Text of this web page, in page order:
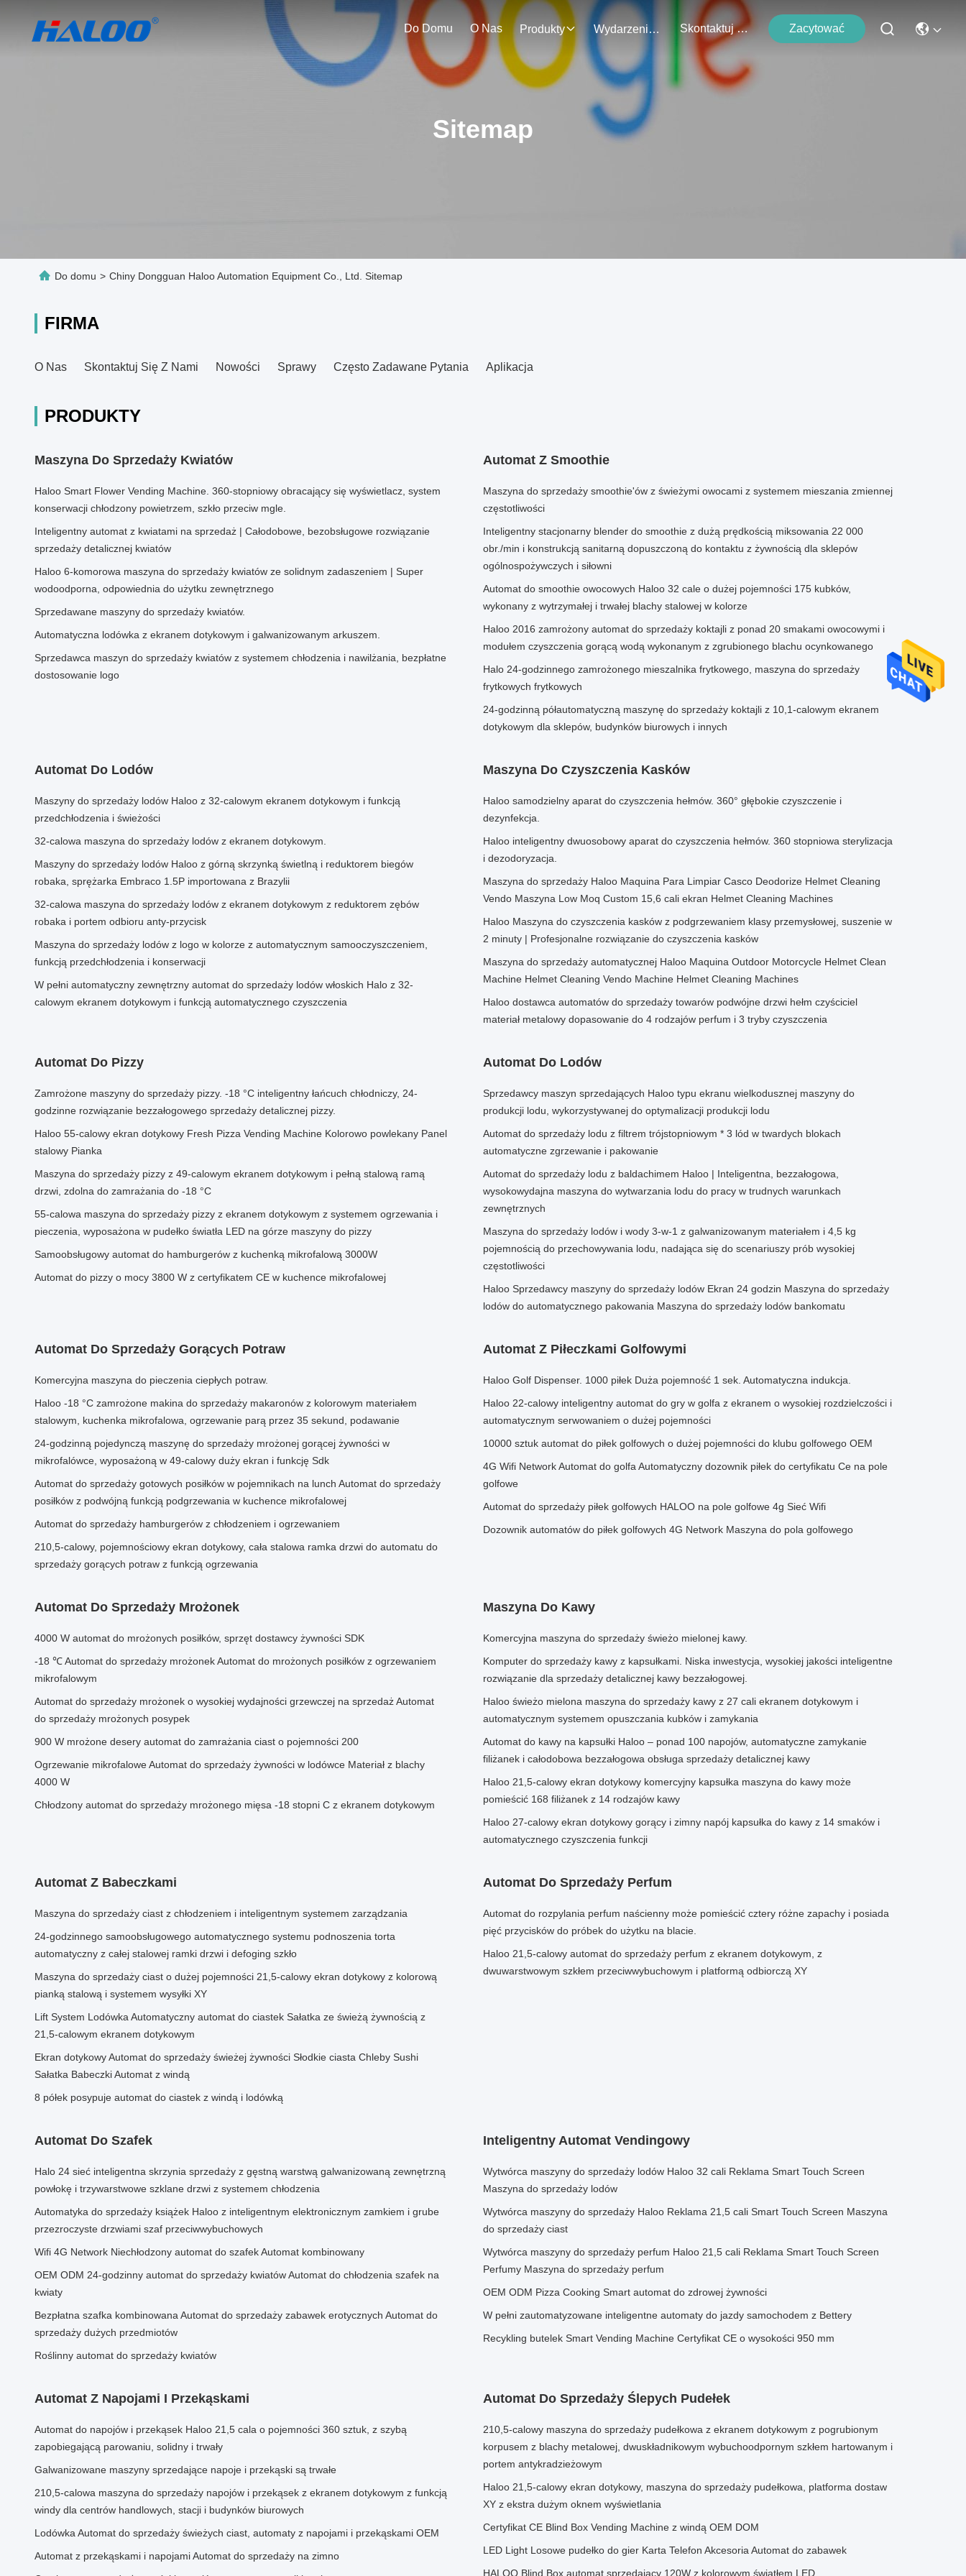
Do Domu O Nas Produkty Wydarzenia Skontaktuj Się Z Nami Zacytować
Sitemap
Do domu > Chiny Dongguan Haloo Automation Equipment Co., Ltd. Sitemap
FIRMA
O Nas Skontaktuj Się Z Nami Nowości Sprawy Często Zadawane Pytania Aplikacja
PRODUKTY
Maszyna Do Sprzedaży Kwiatów
Haloo Smart Flower Vending Machine. 360-stopniowy obracający się wyświetlacz, system
konserwacji chłodzony powietrzem, szkło przeciw mgle.
Inteligentny automat z kwiatami na sprzedaż | Całodobowe, bezobsługowe rozwiązanie
sprzedaży detalicznej kwiatów
Haloo 6-komorowa maszyna do sprzedaży kwiatów ze solidnym zadaszeniem | Super
wodoodporna, odpowiednia do użytku zewnętrznego
Sprzedawane maszyny do sprzedaży kwiatów.
Automatyczna lodówka z ekranem dotykowym i galwanizowanym arkuszem.
Sprzedawca maszyn do sprzedaży kwiatów z systemem chłodzenia i nawilżania, bezpłatne
dostosowanie logo
Automat Z Smoothie
Maszyna do sprzedaży smoothie'ów z świeżymi owocami z systemem mieszania zmiennej
częstotliwości
Inteligentny stacjonarny blender do smoothie z dużą prędkością miksowania 22 000
obr./min i konstrukcją sanitarną dopuszczoną do kontaktu z żywnością dla sklepów
ogólnospożywczych i siłowni
Automat do smoothie owocowych Haloo 32 cale o dużej pojemności 175 kubków,
wykonany z wytrzymałej i trwałej blachy stalowej w kolorze
Haloo 2016 zamrożony automat do sprzedaży koktajli z ponad 20 smakami owocowymi i
modułem czyszczenia gorącą wodą wykonanym z zgrubionego blachu ocynkowanego
Halo 24-godzinnego zamrożonego mieszalnika frytkowego, maszyna do sprzedaży
frytkowych frytkowych
24-godzinną półautomatyczną maszynę do sprzedaży koktajli z 10,1-calowym ekranem
dotykowym dla sklepów, budynków biurowych i innych
Automat Do Lodów
Maszyny do sprzedaży lodów Haloo z 32-calowym ekranem dotykowym i funkcją
przedchłodzenia i świeżości
32-calowa maszyna do sprzedaży lodów z ekranem dotykowym.
Maszyny do sprzedaży lodów Haloo z górną skrzynką świetlną i reduktorem biegów
robaka, sprężarka Embraco 1.5P importowana z Brazylii
32-calowa maszyna do sprzedaży lodów z ekranem dotykowym z reduktorem zębów
robaka i portem odbioru anty-przycisk
Maszyna do sprzedaży lodów z logo w kolorze z automatycznym samooczyszczeniem,
funkcją przedchłodzenia i konserwacji
W pełni automatyczny zewnętrzny automat do sprzedaży lodów włoskich Halo z 32-
calowym ekranem dotykowym i funkcją automatycznego czyszczenia
Maszyna Do Czyszczenia Kasków
Haloo samodzielny aparat do czyszczenia hełmów. 360° głębokie czyszczenie i
dezynfekcja.
Haloo inteligentny dwuosobowy aparat do czyszczenia hełmów. 360 stopniowa sterylizacja
i dezodoryzacja.
Maszyna do sprzedaży Haloo Maquina Para Limpiar Casco Deodorize Helmet Cleaning
Vendo Maszyna Low Moq Custom 15,6 cali ekran Helmet Cleaning Machines
Haloo Maszyna do czyszczenia kasków z podgrzewaniem klasy przemysłowej, suszenie w
2 minuty | Profesjonalne rozwiązanie do czyszczenia kasków
Maszyna do sprzedaży automatycznej Haloo Maquina Outdoor Motorcycle Helmet Clean
Machine Helmet Cleaning Vendo Machine Helmet Cleaning Machines
Haloo dostawca automatów do sprzedaży towarów podwójne drzwi hełm czyściciel
materiał metalowy dopasowanie do 4 rodzajów perfum i 3 tryby czyszczenia
Automat Do Pizzy
Zamrożone maszyny do sprzedaży pizzy. -18 °C inteligentny łańcuch chłodniczy, 24-
godzinne rozwiązanie bezzałogowego sprzedaży detalicznej pizzy.
Haloo 55-calowy ekran dotykowy Fresh Pizza Vending Machine Kolorowo powlekany Panel
stalowy Pianka
Maszyna do sprzedaży pizzy z 49-calowym ekranem dotykowym i pełną stalową ramą
drzwi, zdolna do zamrażania do -18 °C
55-calowa maszyna do sprzedaży pizzy z ekranem dotykowym z systemem ogrzewania i
pieczenia, wyposażona w pudełko światła LED na górze maszyny do pizzy
Samoobsługowy automat do hamburgerów z kuchenką mikrofalową 3000W
Automat do pizzy o mocy 3800 W z certyfikatem CE w kuchence mikrofalowej
Automat Do Lodów
Sprzedawcy maszyn sprzedających Haloo typu ekranu wielkodusznej maszyny do
produkcji lodu, wykorzystywanej do optymalizacji produkcji lodu
Automat do sprzedaży lodu z filtrem trójstopniowym * 3 lód w twardych blokach
automatyczne zgrzewanie i pakowanie
Automat do sprzedaży lodu z baldachimem Haloo | Inteligentna, bezzałogowa,
wysokowydajna maszyna do wytwarzania lodu do pracy w trudnych warunkach
zewnętrznych
Maszyna do sprzedaży lodów i wody 3-w-1 z galwanizowanym materiałem i 4,5 kg
pojemnością do przechowywania lodu, nadająca się do scenariuszy prób wysokiej
częstotliwości
Haloo Sprzedawcy maszyny do sprzedaży lodów Ekran 24 godzin Maszyna do sprzedaży
lodów do automatycznego pakowania Maszyna do sprzedaży lodów bankomatu
Automat Do Sprzedaży Gorących Potraw
Komercyjna maszyna do pieczenia ciepłych potraw.
Haloo -18 °C zamrożone makina do sprzedaży makaronów z kolorowym materiałem
stalowym, kuchenka mikrofalowa, ogrzewanie parą przez 35 sekund, podawanie
24-godzinną pojedynczą maszynę do sprzedaży mrożonej gorącej żywności w
mikrofalówce, wyposażoną w 49-calowy duży ekran i funkcję Sdk
Automat do sprzedaży gotowych posiłków w pojemnikach na lunch Automat do sprzedaży
posiłków z podwójną funkcją podgrzewania w kuchence mikrofalowej
Automat do sprzedaży hamburgerów z chłodzeniem i ogrzewaniem
210,5-calowy, pojemnościowy ekran dotykowy, cała stalowa ramka drzwi do automatu do
sprzedaży gorących potraw z funkcją ogrzewania
Automat Z Piłeczkami Golfowymi
Haloo Golf Dispenser. 1000 piłek Duża pojemność 1 sek. Automatyczna indukcja.
Haloo 22-calowy inteligentny automat do gry w golfa z ekranem o wysokiej rozdzielczości i
automatycznym serwowaniem o dużej pojemności
10000 sztuk automat do piłek golfowych o dużej pojemności do klubu golfowego OEM
4G Wifi Network Automat do golfa Automatyczny dozownik piłek do certyfikatu Ce na pole
golfowe
Automat do sprzedaży piłek golfowych HALOO na pole golfowe 4g Sieć Wifi
Dozownik automatów do piłek golfowych 4G Network Maszyna do pola golfowego
Automat Do Sprzedaży Mrożonek
4000 W automat do mrożonych posiłków, sprzęt dostawcy żywności SDK
-18 ℃ Automat do sprzedaży mrożonek Automat do mrożonych posiłków z ogrzewaniem
mikrofalowym
Automat do sprzedaży mrożonek o wysokiej wydajności grzewczej na sprzedaż Automat
do sprzedaży mrożonych posypek
900 W mrożone desery automat do zamrażania ciast o pojemności 200
Ogrzewanie mikrofalowe Automat do sprzedaży żywności w lodówce Materiał z blachy
4000 W
Chłodzony automat do sprzedaży mrożonego mięsa -18 stopni C z ekranem dotykowym
Maszyna Do Kawy
Komercyjna maszyna do sprzedaży świeżo mielonej kawy.
Komputer do sprzedaży kawy z kapsułkami. Niska inwestycja, wysokiej jakości inteligentne
rozwiązanie dla sprzedaży detalicznej kawy bezzałogowej.
Haloo świeżo mielona maszyna do sprzedaży kawy z 27 cali ekranem dotykowym i
automatycznym systemem opuszczania kubków i zamykania
Automat do kawy na kapsułki Haloo – ponad 100 napojów, automatyczne zamykanie
filiżanek i całodobowa bezzałogowa obsługa sprzedaży detalicznej kawy
Haloo 21,5-calowy ekran dotykowy komercyjny kapsułka maszyna do kawy może
pomieścić 168 filiżanek z 14 rodzajów kawy
Haloo 27-calowy ekran dotykowy gorący i zimny napój kapsułka do kawy z 14 smaków i
automatycznego czyszczenia funkcji
Automat Z Babeczkami
Maszyna do sprzedaży ciast z chłodzeniem i inteligentnym systemem zarządzania
24-godzinnego samoobsługowego automatycznego systemu podnoszenia torta
automatyczny z całej stalowej ramki drzwi i defoging szkło
Maszyna do sprzedaży ciast o dużej pojemności 21,5-calowy ekran dotykowy z kolorową
pianką stalową i systemem wysyłki XY
Lift System Lodówka Automatyczny automat do ciastek Sałatka ze świeżą żywnością z
21,5-calowym ekranem dotykowym
Ekran dotykowy Automat do sprzedaży świeżej żywności Słodkie ciasta Chleby Sushi
Sałatka Babeczki Automat z windą
8 półek posypuje automat do ciastek z windą i lodówką
Automat Do Sprzedaży Perfum
Automat do rozpylania perfum naścienny może pomieścić cztery różne zapachy i posiada
pięć przycisków do próbek do użytku na blacie.
Haloo 21,5-calowy automat do sprzedaży perfum z ekranem dotykowym, z
dwuwarstwowym szkłem przeciwwybuchowym i platformą odbiorczą XY
Automat Do Szafek
Halo 24 sieć inteligentna skrzynia sprzedaży z gęstną warstwą galwanizowaną zewnętrzną
powłokę i trzywarstwowe szklane drzwi z systemem chłodzenia
Automatyka do sprzedaży książek Haloo z inteligentnym elektronicznym zamkiem i grube
przezroczyste drzwiami szaf przeciwwybuchowych
Wifi 4G Network Niechłodzony automat do szafek Automat kombinowany
OEM ODM 24-godzinny automat do sprzedaży kwiatów Automat do chłodzenia szafek na
kwiaty
Bezpłatna szafka kombinowana Automat do sprzedaży zabawek erotycznych Automat do
sprzedaży dużych przedmiotów
Roślinny automat do sprzedaży kwiatów
Inteligentny Automat Vendingowy
Wytwórca maszyny do sprzedaży lodów Haloo 32 cali Reklama Smart Touch Screen
Maszyna do sprzedaży lodów
Wytwórca maszyny do sprzedaży Haloo Reklama 21,5 cali Smart Touch Screen Maszyna
do sprzedaży ciast
Wytwórca maszyny do sprzedaży perfum Haloo 21,5 cali Reklama Smart Touch Screen
Perfumy Maszyna do sprzedaży perfum
OEM ODM Pizza Cooking Smart automat do zdrowej żywności
W pełni zautomatyzowane inteligentne automaty do jazdy samochodem z Bettery
Recykling butelek Smart Vending Machine Certyfikat CE o wysokości 950 mm
Automat Z Napojami I Przekąskami
Automat do napojów i przekąsek Haloo 21,5 cala o pojemności 360 sztuk, z szybą
zapobiegającą parowaniu, solidny i trwały
Galwanizowane maszyny sprzedające napoje i przekąski są trwałe
210,5-calowa maszyna do sprzedaży napojów i przekąsek z ekranem dotykowym z funkcją
windy dla centrów handlowych, stacji i budynków biurowych
Lodówka Automat do sprzedaży świeżych ciast, automaty z napojami i przekąskami OEM
Automat z przekąskami i napojami Automat do sprzedaży na zimno
Automat Do Sprzedaży Ślepych Pudełek
210,5-calowy maszyna do sprzedaży pudełkowa z ekranem dotykowym z pogrubionym
korpusem z blachy metalowej, dwuskładnikowym wybuchoodpornym szkłem hartowanym i
portem antykradzieżowym
Haloo 21,5-calowy ekran dotykowy, maszyna do sprzedaży pudełkowa, platforma dostaw
XY z ekstra dużym oknem wyświetlania
Certyfikat CE Blind Box Vending Machine z windą OEM DOM
LED Light Losowe pudełko do gier Karta Telefon Akcesoria Automat do zabawek
HALOO Blind Box automat sprzedający 120W z kolorowym światłem LED